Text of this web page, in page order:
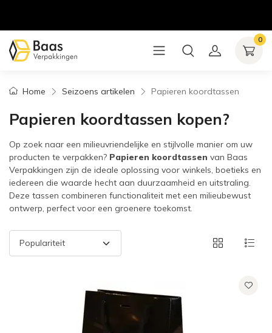
0
Home Seizoens artikelen Papieren koordtassen
Papieren koordtassen kopen?
Op zoek naar een milieuvriendelijke en stijlvolle manier om uw
producten te verpakken? Papieren koordtassen van Baas
Verpakkingen zijn de ideale oplossing voor winkels, boetieks en
iedereen die waarde hecht aan duurzaamheid en uitstraling.
Deze tassen combineren functionaliteit met een milieubewust
ontwerp, perfect voor een groenere toekomst.